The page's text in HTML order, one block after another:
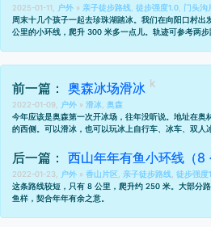
2025-01-11,
户外 » 亲子徒步路线 徒步强度1.0 门头沟
周末十几个孩子一起去珍珠湖踏冰。我们在向阳口村
公里的小环线，爬升 300 米多一点儿。轨迹可参考两步
前一篇： 奥森冰场滑冰
2022-01-09, 户外 » 滑冰
奥森
今年应该是奥森第一次开冰场，往年没听说。地址在奥
的西侧。可以滑冰，也可以玩冰上自行车、冰车、双人
后一篇： 西山年年有鱼小环线（8
2022-01-23, 户外 » 香山片区 亲子徒步路线 徒步强度
这条路线较短，只有 8 公里，爬升约 250 米。大部分
鱼样，契合年年有余之意。